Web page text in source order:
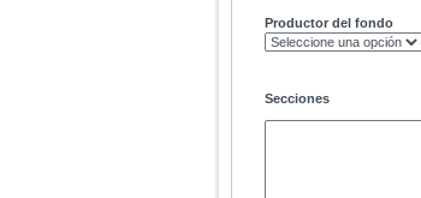
Productor del fondo
Secciones